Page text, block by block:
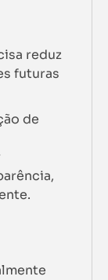
reduz
futuras
de